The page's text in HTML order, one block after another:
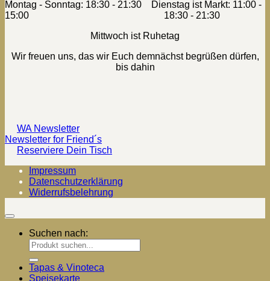
Montag - Sonntag: 18:30 - 21:30 Dienstag ist Markt: 11:00 -
15:00 18:30 - 21:30
Mittwoch ist Ruhetag
Wir freuen uns, das wir Euch demnächst begrüßen dürfen,
bis dahin
WA Newsletter
Newsletter for Friend´s
Reserviere Dein Tisch
Impressum
Datenschutzerklärung
Widerrufsbelehrung
Suchen nach:
Tapas & Vinoteca
Speisekarte